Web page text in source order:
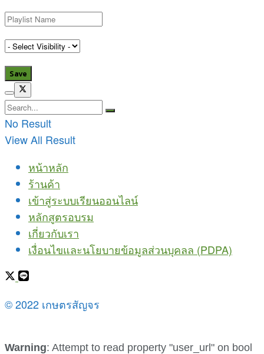
No Result
View All Result
หน้าหลัก
ร้านค้า
เข้าสู่ระบบเรียนออนไลน์
หลักสูตรอบรม
เกี่ยวกับเรา
เงื่อนไขและนโยบายข้อมูลส่วนบุคลล (PDPA)
© 2022 เกษตรสัญจร
Warning: Attempt to read property "user_url" on bool